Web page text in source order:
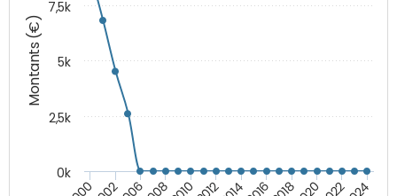
Montants (€)
0k
2,5k
5k
7,5k